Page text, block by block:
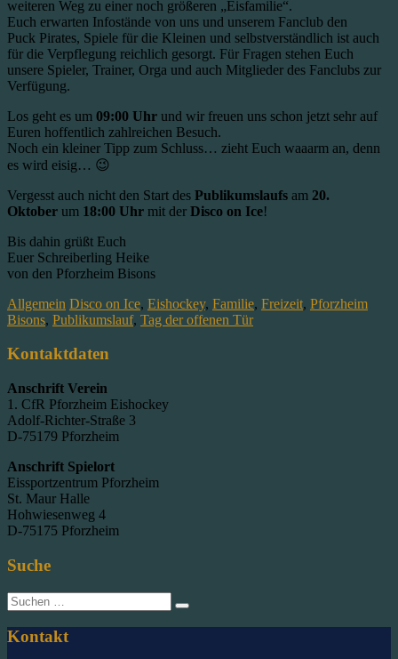
weiteren Weg zu einer noch größeren „Eisfamilie“.
Euch erwarten Infostände von uns und unserem Fanclub den
Puck Pirates, Spiele für die Kleinen und selbstverständlich ist auch
für die Verpflegung reichlich gesorgt. Für Fragen stehen Euch
unsere Spieler, Trainer, Orga und auch Mitglieder des Fanclubs zur
Verfügung.
Los geht es um 09:00 Uhr und wir freuen uns schon jetzt sehr auf
Euren hoffentlich zahlreichen Besuch.
Noch ein kleiner Tipp zum Schluss… zieht Euch waaarm an, denn
es wird eisig… 😉
Vergesst auch nicht den Start des Publikumslaufs am 20.
Oktober um 18:00 Uhr mit der Disco on Ice!
Bis dahin grüßt Euch
Euer Schreiberling Heike
von den Pforzheim Bisons
Allgemein Disco on Ice, Eishockey, Familie, Freizeit, Pforzheim
Bisons, Publikumslauf, Tag der offenen Tür
Kontaktdaten
Anschrift Verein
1. CfR Pforzheim Eishockey
Adolf-Richter-Straße 3
D-75179 Pforzheim
Anschrift Spielort
Eissportzentrum Pforzheim
St. Maur Halle
Hohwiesenweg 4
D-75175 Pforzheim
Suche
Suche
nach:
Kontakt